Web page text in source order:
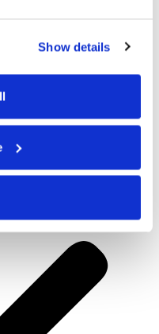
Show details